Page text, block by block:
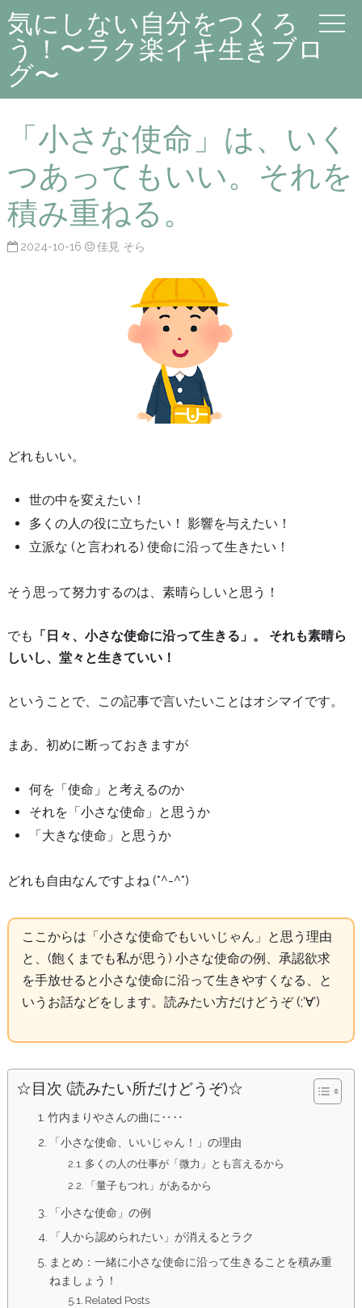
気にしない自分をつくろ
う！〜ラク楽イキ生きブロ
グ〜
「小さな使命」は、いく
つあってもいい。それを
積み重ねる。
2024-10-16 佳見 そら
どれもいい。
世の中を変えたい！
多くの人の役に立ちたい！ 影響を与えたい！
立派な (と言われる) 使命に沿って生きたい！
そう思って努力するのは、素晴らしいと思う！
でも 「日々、小さな使命に沿って生きる」。 それも素晴ら
しいし、堂々と生きていい！
ということで、この記事で言いたいことはオシマイです。
まあ、初めに断っておきますが
何を「使命」と考えるのか
それを「小さな使命」と思うか
「大きな使命」と思うか
どれも自由なんですよね (*^-^*)
ここからは「小さな使命でもいいじゃん」と思う理由
と、(飽くまでも私が思う) 小さな使命の例、承認欲求
を手放せると小さな使命に沿って生きやすくなる、と
いうお話などをします。読みたい方だけどうぞ (;’∀’)
☆目次 (読みたい所だけどうぞ)☆
竹内まりやさんの曲に‥‥
「小さな使命、いいじゃん！」の理由
多くの人の仕事が「微力」とも言えるから
「量子もつれ」があるから
「小さな使命」の例
「人から認められたい」が消えるとラク
まとめ：一緒に小さな使命に沿って生きることを積み重
ねましょう！
Related Posts